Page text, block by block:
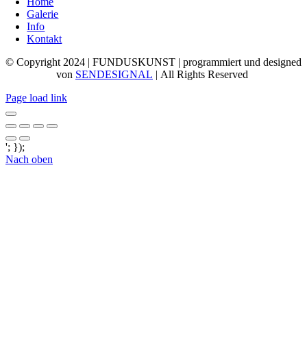
Galerie
Info
Kontakt
© Copyright 2024 | FUNDUSKUNST | programmiert und designed
von SENDESIGNAL | All Rights Reserved
Page load link
'; });
Nach oben